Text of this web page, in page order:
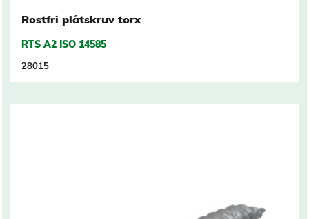
Rostfri plåtskruv torx
RTS A2 ISO 14585
28015